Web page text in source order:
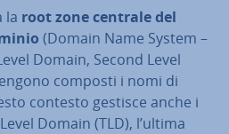
la root zone centrale del
(Domain Name System –
Domain, Second Level
composti i nomi di
contesto gestisce anche i
Domain (TLD), l’ultima